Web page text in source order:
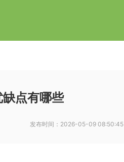
点有哪些
发布时间： 2026-05-09 08:50:45